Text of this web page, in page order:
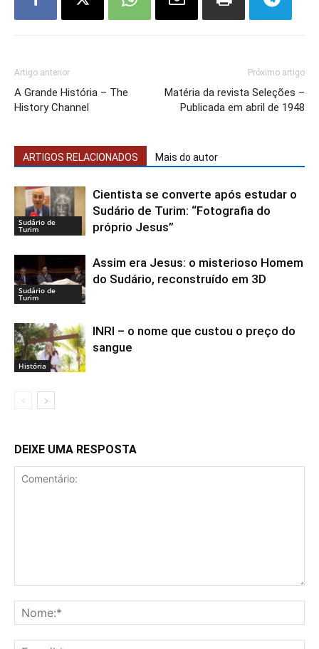
Artigo anterior
A Grande História – The
History Channel
Próximo artigo
Matéria da revista Seleções –
Publicada em abril de 1948
ARTIGOS RELACIONADOS Mais do autor
Sudário de
Turim
Cientista se converte após estudar o
Sudário de Turim: “Fotografia do
próprio Jesus”
Sudário de
Turim
Assim era Jesus: o misterioso Homem
do Sudário, reconstruído em 3D
História
INRI – o nome que custou o preço do
sangue
DEIXE UMA RESPOSTA